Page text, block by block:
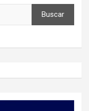
Buscar